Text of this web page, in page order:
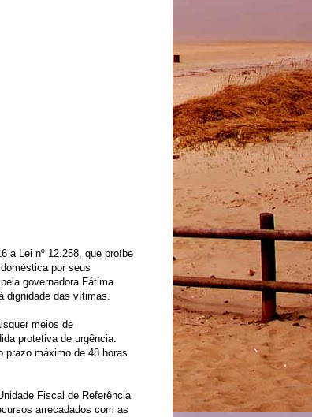
a Lei nº 12.258, que proíbe
por seus
governadora Fátima
dignidade das vítimas.
meios de
protetiva de urgência.
prazo máximo de 48 horas
Fiscal de Referência
arrecadados com as